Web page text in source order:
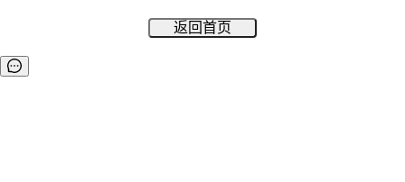
返回首页